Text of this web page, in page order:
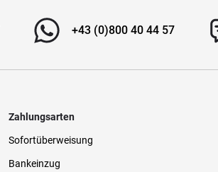
+43 (0)800 40 44 57
Zahlungsarten
Sofortüberweisung
Bankeinzug